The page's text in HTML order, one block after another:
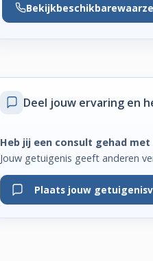
Bekijkbeschikbare
Deel jouw ervaring en
Heb jij een consult gehad
Jouw getuigenis geeft anderen
Plaats jouw getuigenis